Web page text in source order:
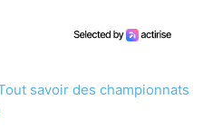
savoir des championnats